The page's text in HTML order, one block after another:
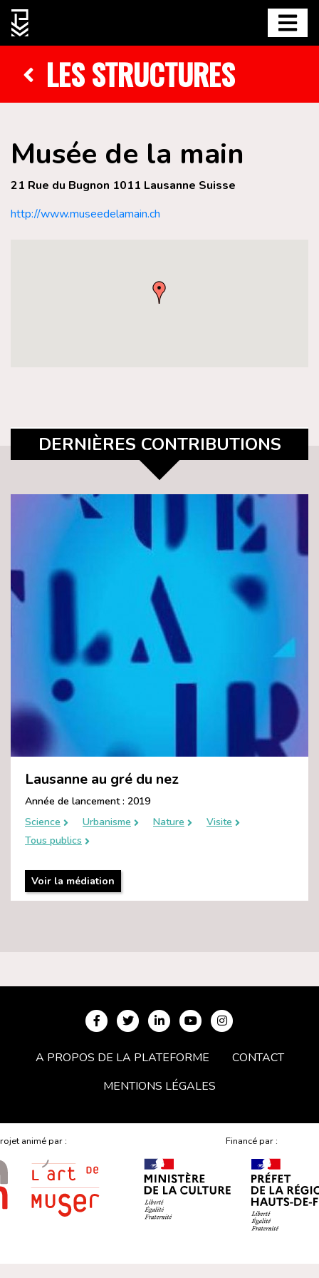
LES STRUCTURES
Musée de la main
21 Rue du Bugnon 1011 Lausanne Suisse
http://www.museedelamain.ch
DERNIÈRES CONTRIBUTIONS
Lausanne au gré du nez
Année de lancement : 2019
Science
Urbanisme Nature
Visite
Tous publics
Voir la médiation
A PROPOS DE LA PLATEFORME
CONTACT
MENTIONS LÉGALES
animé par : Financé par :